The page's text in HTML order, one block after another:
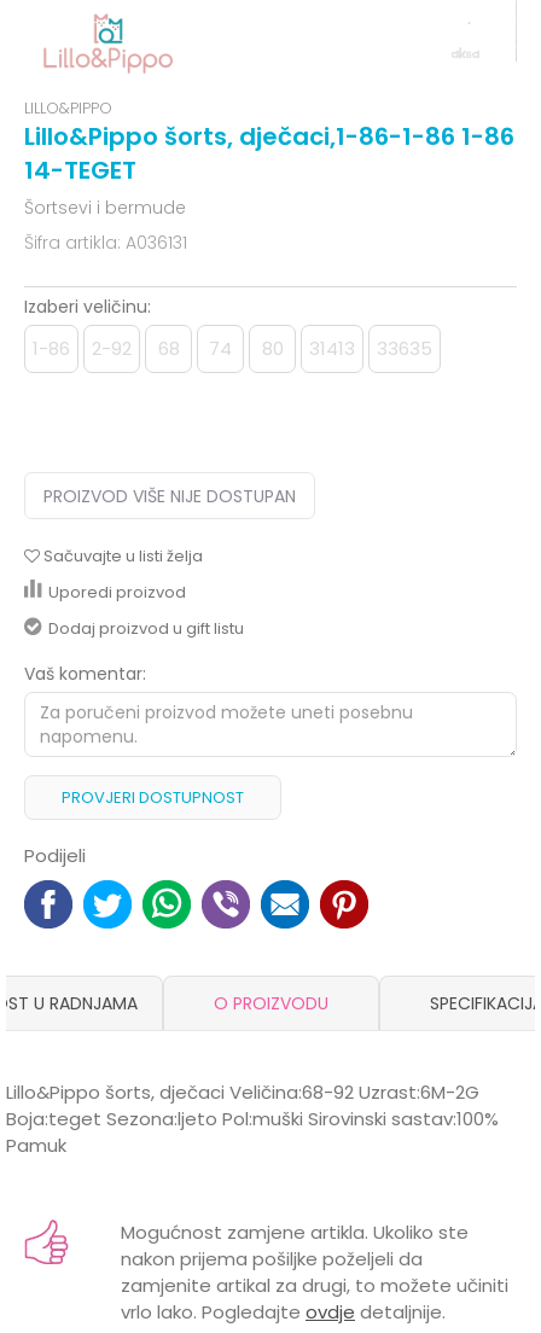
LILLO&PIPPO
Lillo&Pippo šorts, dječaci,1-86-1-86 1-86
14-TEGET
Šortsevi i bermude
Šifra artikla: A036131
Izaberi veličinu:
1-86 2-92 68 74 80 31413 33635
PROIZVOD VIŠE NIJE DOSTUPAN
Sačuvajte u listi želja
Uporedi proizvod
Dodaj proizvod u gift listu
Vaš komentar:
PROVJERI DOSTUPNOST
Podijeli
U RADNJAMA O PROIZVODU
Lillo&Pippo šorts, dječaci Veličina:68-92 Uzrast:6M-2G
Boja:teget Sezona:ljeto Pol:muški Sirovinski sastav:100%
Pamuk
Kategorija
Šortsevi i bermude
BOJA
TEGET
LILLO&PIPPO
Email
Mogućnost zamjene artikla. Ukoliko ste
nakon prijema pošiljke poželjeli da
zamjenite artikal za drugi, to možete učiniti
vrlo lako. Pogledajte ovdje detaljnije.